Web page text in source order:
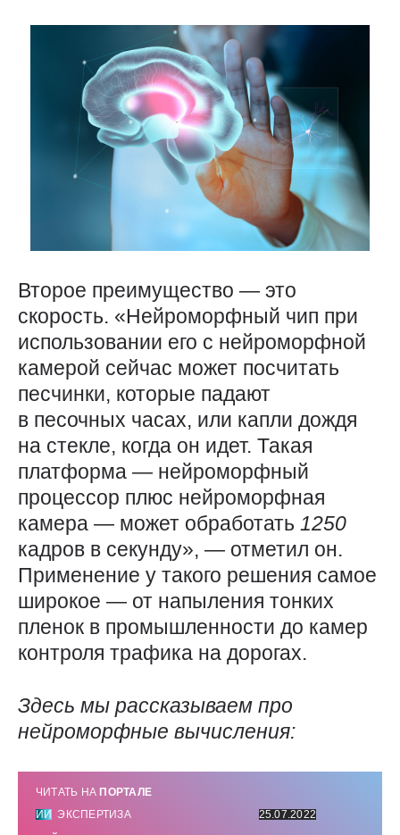
Второе преимущество — это
скорость. «Нейроморфный чип при
использовании его с нейроморфной
камерой сейчас может посчитать
песчинки, которые падают
в песочных часах, или капли дождя
на стекле, когда он идет. Такая
платформа — нейроморфный
процессор плюс нейроморфная
камера — может обработать 1250
кадров в секунду», — отметил он.
Применение у такого решения самое
широкое — от напыления тонких
пленок в промышленности до камер
контроля трафика на дорогах.
Здесь мы рассказываем про
нейроморфные вычисления:
ЧИТАТЬ НА ПОРТАЛЕ
ИИ
ЭКСПЕРТИЗА
25.07.2022